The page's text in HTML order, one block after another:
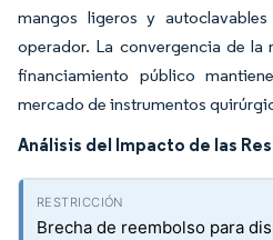
mangos ligeros y
operador. La convergencia de la
financiamiento público
mercado de instrumentos
Análisis del Impacto de las
Brecha de reembolso para